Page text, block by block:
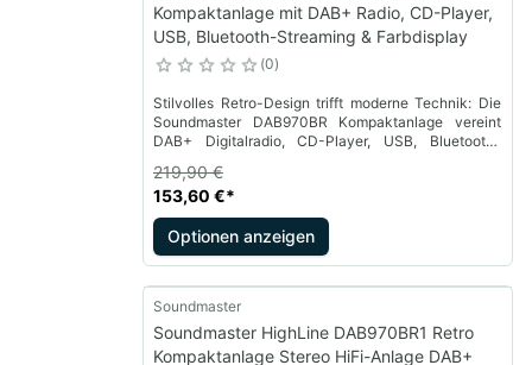
Kompaktanlage mit DAB+ Radio, CD-Player,
USB, Bluetooth-Streaming & Farbdisplay
0
Stilvolles Retro-Design trifft moderne Technik: Die
Soundmaster DAB970BR Kompaktanlage vereint
DAB+ Digitalradio, CD-Player, USB, Bluetooth-
Musikliebhaber mit Anspruch.
153,60 €*
219,90 €
Optionen anzeigen
Soundmaster
Soundmaster HighLine DAB970BR1 Retro
Kompaktanlage Stereo HiFi-Anlage DAB+